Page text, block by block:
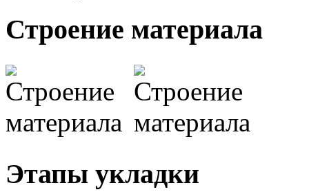
Строение материала
Этапы укладки